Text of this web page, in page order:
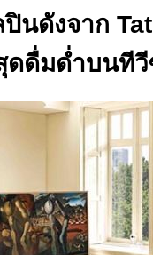
ปินดังจาก
ดดื่มด่ำบนที